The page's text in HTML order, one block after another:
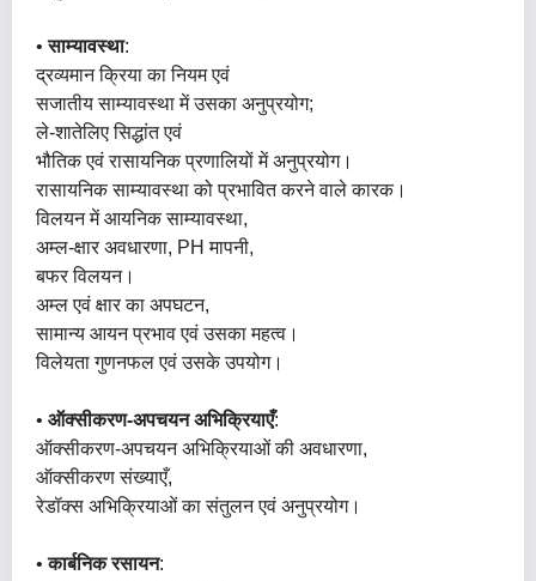
•साम्यावस्था:
द्रव्यमान क्रिया का नियम एवं
सजातीय साम्यावस्था में उसका अनुप्रयोग;
ले-शातेलिए सिद्धांत एवं
भौतिक एवं रासायनिक प्रणालियों में अनुप्रयोग।
रासायनिक साम्यावस्था को प्रभावित करने वाले कारक।
विलयन में आयनिक साम्यावस्था,
अम्ल-क्षार अवधारणा, PH मापनी,
बफर विलयन।
अम्ल एवं क्षार का अपघटन,
सामान्य आयन प्रभाव एवं उसका महत्व।
विलेयता गुणनफल एवं उसके उपयोग।
• ऑक्सीकरण-अपचयन अभिक्रियाएँ:
ऑक्सीकरण-अपचयन अभिक्रियाओं की अवधारणा,
ऑक्सीकरण संख्याएँ,
रेडॉक्स अभिक्रियाओं का संतुलन एवं अनुप्रयोग।
•कार्बनिक रसायन: